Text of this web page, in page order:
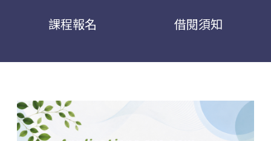
課程報名 借閱須知